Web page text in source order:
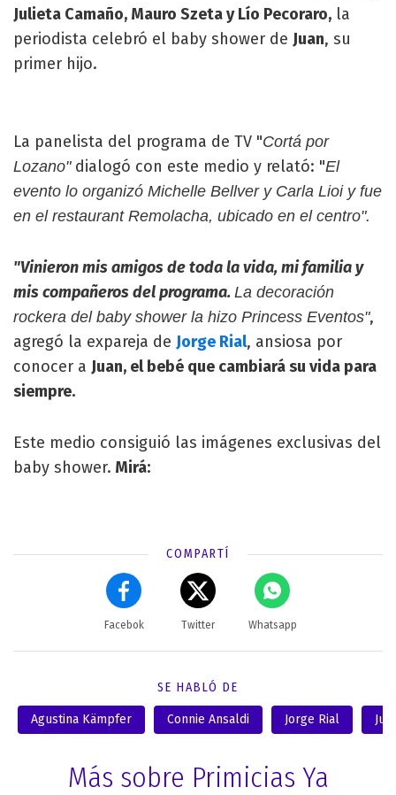
Julieta Camaño, Mauro Szeta y Lío Pecoraro, la
periodista celebró el baby shower de Juan, su
primer hijo.
La panelista del programa de TV "Cortá por
Lozano"dialogó con este medio y relató: "El
evento lo organizó Michelle Bellver y Carla Lioi y fue
en el restaurant Remolacha, ubicado en el centro".
"Vinieron mis amigos de toda la vida, mi familia y
mis compañeros del programa. La decoración
rockera del baby shower la hizo Princess Eventos",
agregó la expareja de Jorge Rial, ansiosa por
conocer a Juan, el bebé que cambiará su vida para
siempre.
Este medio consiguió las imágenes exclusivas del
baby shower. Mirá:
COMPARTÍ
Facebok Twitter Whatsapp
SE HABLÓ DE
Agustina Kämpfer Connie Ansaldi Jorge Rial
Más sobre Primicias Ya